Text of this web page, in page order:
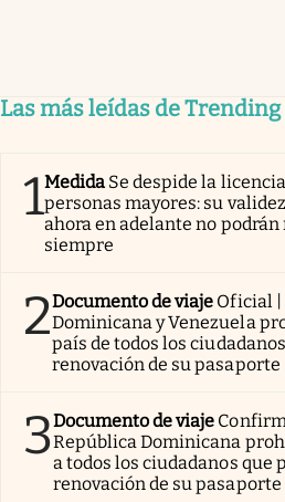
Las más leídas de Trending
1Medida Se despide la
personas mayores: su
ahora en adelante no
siempre
2Documento de viaje Oficial |
Dominicana y Venezuela
país de todos los
renovación de su pasaporte
3Documento de viaje
República Dominicana
a todos los ciudadanos que
renovación de su pasaporte